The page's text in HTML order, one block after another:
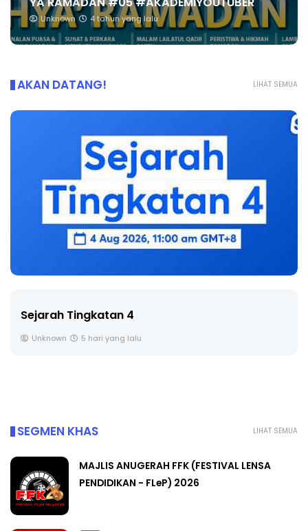
Unknown 4 tahun yang lalu
LIHAT SEMUA
AKAN DATANG!
LIVE
🔴 [LIVE] PRINSIP PERAKAUNAN, BEDAH TUNTAS
LIHAT SEMUA
SEGMEN KHAS
MAJLIS ANUGERAH FFK (FESTIVAL LENSA
PENDIDIKAN - FLeP) 2026